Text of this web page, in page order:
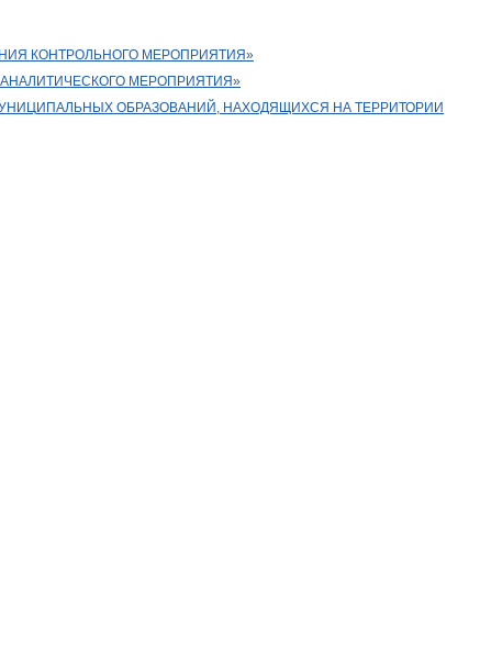
КОНТРОЛЬНОГО МЕРОПРИЯТИЯ»
МЕРОПРИЯТИЯ»
ОБРАЗОВАНИЙ, НАХОДЯЩИХСЯ НА ТЕРРИТОРИИ